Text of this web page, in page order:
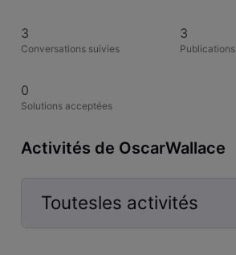
3
Conversations suivies
3
Publications
0
Solutions acceptées
Activités de OscarWallace
Toutesles activités